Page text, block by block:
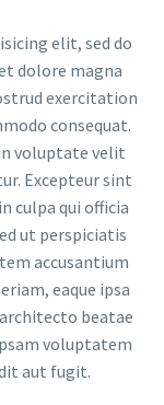
elit, sed do
dolore magna
exercitation
consequat.
voluptate velit
Excepteur sint
culpa qui officia
ut perspiciatis
accusantium
eaque ipsa
beatae
voluptatem
aut fugit.